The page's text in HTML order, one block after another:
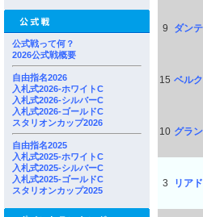
公式戦って何？
2026公式戦概要
自由指名2026
入札式2026-ホワイトC
入札式2026-シルバーC
入札式2026-ゴールドC
スタリオンカップ2026
自由指名2025
入札式2025-ホワイトC
入札式2025-シルバーC
入札式2025-ゴールドC
スタリオンカップ2025
9 ダン
15 ベル
10 グラ
3 リアド